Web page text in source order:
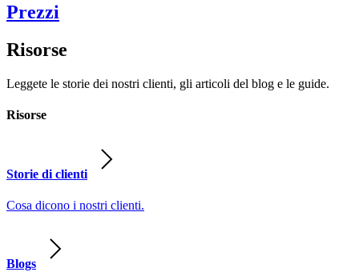
Prezzi
Risorse
Leggete le storie dei nostri clienti, gli articoli del blog e le guide.
Risorse
Storie di clienti
Cosa dicono i nostri clienti.
Blogs